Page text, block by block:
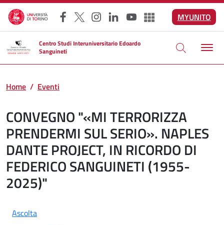
Salta al contenuto principale
Facebook
X Instagram
LinkedInYouTubeAltri social
MYUNITO
Centro Studi Interuniversitario Edoardo
Sanguineti
Home Eventi
CONVEGNO "«MI TERRORIZZA
PRENDERMI SUL SERIO». NAPLES
DANTE PROJECT, IN RICORDO DI
FEDERICO SANGUINETI (1955-
2025)"
Ascolta